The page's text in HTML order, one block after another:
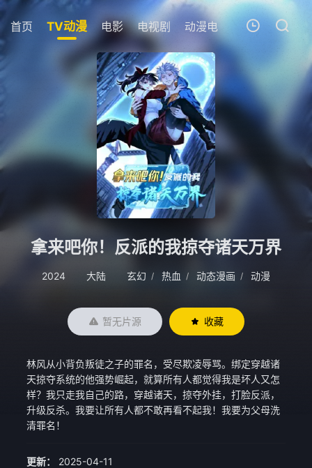
首页 TV动漫 电影 电视剧 动漫电影 短剧 今日
我的观影记录
暂无观看影片的记录
拿来吧你！反派的我掠夺诸天万界
2024 大陆 玄幻 / 热血 / 动态漫画 / 动漫
暂无片源 收藏
林风从小背负叛徒之子的罪名，受尽欺凌辱骂。绑定穿越诸
天掠夺系统的他强势崛起，就算所有人都觉得我是坏人又怎
样？我只走我自己的路，穿越诸天，掠夺外挂，打脸反派，
升级反杀。我要让所有人都不敢再看不起我！我要为父母洗
清罪名！
更新：
2025-04-11